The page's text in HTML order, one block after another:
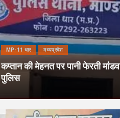
MP-11 धार मध्यप्रदेश
कप्तान की मेहनत पर पानी फेरती मांडव
पुलिस